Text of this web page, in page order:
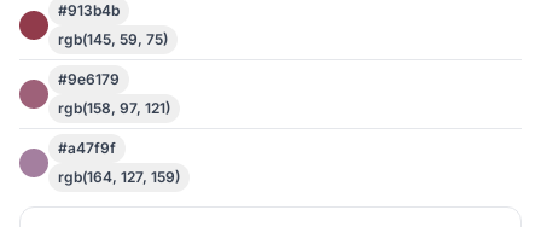
#913b4b
rgb(145, 59, 75)
#9e6179
rgb(158, 97, 121)
#a47f9f
rgb(164, 127, 159)